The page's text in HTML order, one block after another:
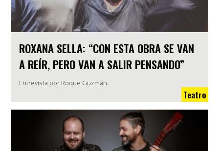
ROXANA SELLA: “CON ESTA OBRA SE VAN
A REÍR, PERO VAN A SALIR PENSANDO”
Entrevista por Roque Guzmán.
Teatro